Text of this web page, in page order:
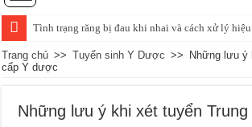
Tình trạng răng bị đau khi nhai và cách xử lý hiệu
Trang chủ >> Tuyển sinh Y Dược >>
Những lưu ý
cấp Y dược
Những lưu ý khi xét tuyển